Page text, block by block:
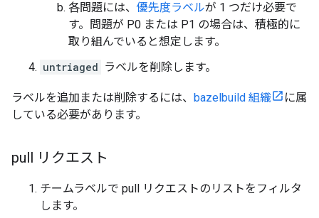
各問題には、 優先度ラベルが 1 つだけ必要で
す。問題が P0 または P1 の場合は、積極的に
取り組んでいると想定します。
untriaged ラベルを削除します。
ラベルを追加または削除するには、 bazelbuild 組織
に属
している必要があります。
pull リクエスト
チームラベルで pull リクエストのリストをフィルタ
します。